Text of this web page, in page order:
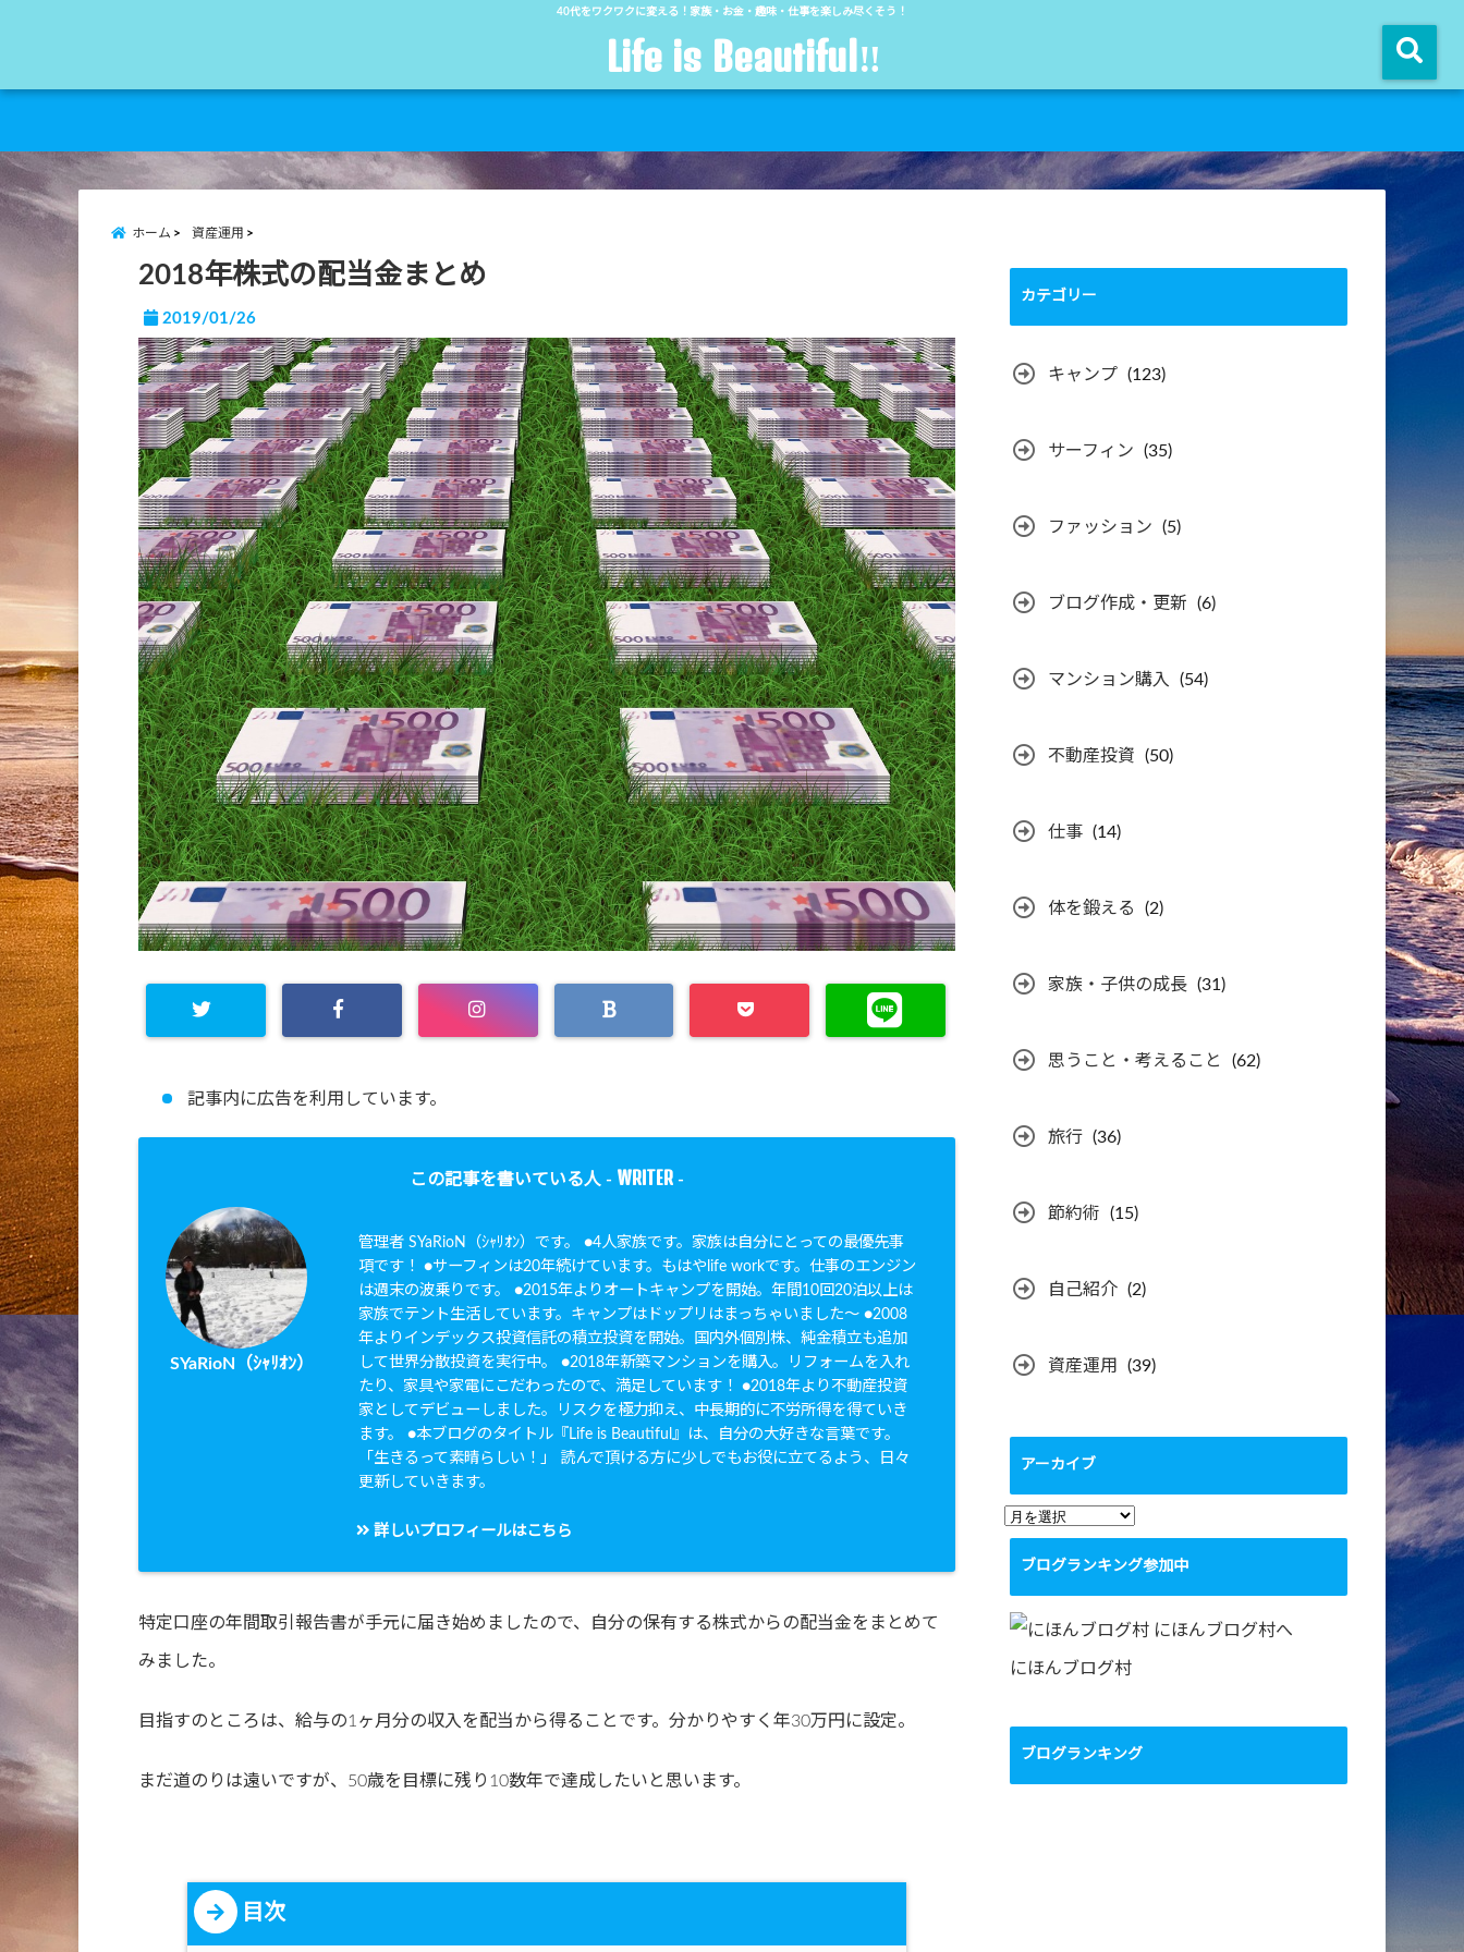
40代をワクワクに変える！家族・お金・趣味・仕事を楽しみ尽くそう！
Life is Beautiful‼︎
ホーム 資産運用
2018年株式の配当金まとめ
2019/01/26
記事内に広告を利用しています。
この記事を書いている人 - WRITER -
SYaRioN（ｼｬﾘｵﾝ）
管理者 SYaRioN（ｼｬﾘｵﾝ）です。 ●4人家族です。家族は自分にとっての最優先事
項です！ ●サーフィンは20年続けています。もはやlife workです。仕事のエンジン
は週末の波乗りです。 ●2015年よりオートキャンプを開始。年間10回20泊以上は
家族でテント生活しています。キャンプはドップリはまっちゃいました〜 ●2008
年よりインデックス投資信託の積立投資を開始。国内外個別株、純金積立も追加
して世界分散投資を実行中。 ●2018年新築マンションを購入。リフォームを入れ
たり、家具や家電にこだわったので、満足しています！ ●2018年より不動産投資
家としてデビューしました。リスクを極力抑え、中長期的に不労所得を得ていき
ます。 ●本ブログのタイトル『Life is Beautiful』は、自分の大好きな言葉です。
「生きるって素晴らしい！」 読んで頂ける方に少しでもお役に立てるよう、日々
更新していきます。
詳しいプロフィールはこちら
特定口座の年間取引報告書が手元に届き始めましたので、自分の保有する株式からの配当金をまとめて
みました。
目指すのところは、給与の1ヶ月分の収入を配当から得ることです。分かりやすく年30万円に設定。
まだ道のりは遠いですが、50歳を目標に残り10数年で達成したいと思います。
目次
カテゴリー
キャンプ (123)
サーフィン (35)
ファッション (5)
ブログ作成・更新 (6)
マンション購入 (54)
不動産投資 (50)
仕事 (14)
体を鍛える (2)
家族・子供の成長 (31)
思うこと・考えること (62)
旅行 (36)
節約術 (15)
自己紹介 (2)
資産運用 (39)
アーカイブ
ア
ー
イ
ブ
ブログランキング参加中
にほんブログ村
ブログランキング